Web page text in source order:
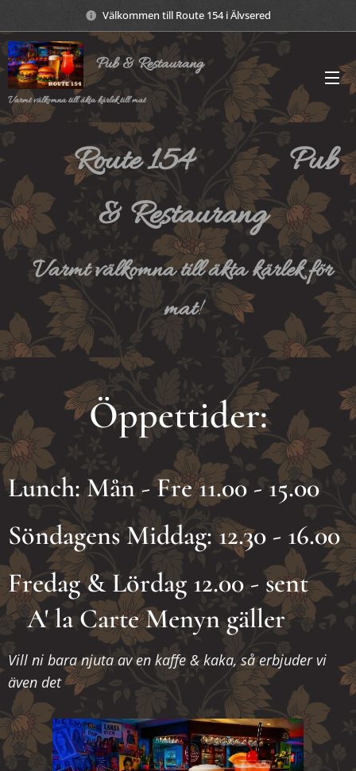
Välkommen till Route 154 i Älvsered
Pub & Restaurang
Varmt välkomna till äkta kärlek till mat
Route154
Pub
& Restaurang
Varmt välkomnatilläkta kärlekför
mat!
Öppettider:
Lunch: Mån - Fre 11.00 - 15.00
Söndagens Middag: 12.30 - 16.00
Fredag & Lördag 12.00 - sent
A' la Carte Menyn gäller
Vill ni bara njuta av en kaffe & kaka, så erbjuder vi
även det❤️